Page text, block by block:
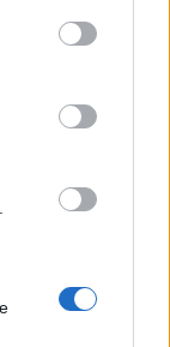
Fehler behoben
erreicht 95,3